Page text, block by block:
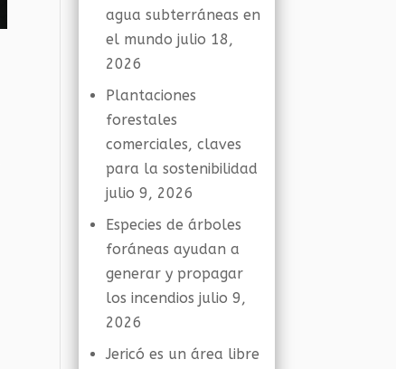
agua subterráneas en
el mundo julio 18,
2026
Plantaciones
forestales
comerciales, claves
para la sostenibilidad
julio 9, 2026
Especies de árboles
foráneas ayudan a
generar y propagar
los incendios julio 9,
2026
Jericó es un área libre